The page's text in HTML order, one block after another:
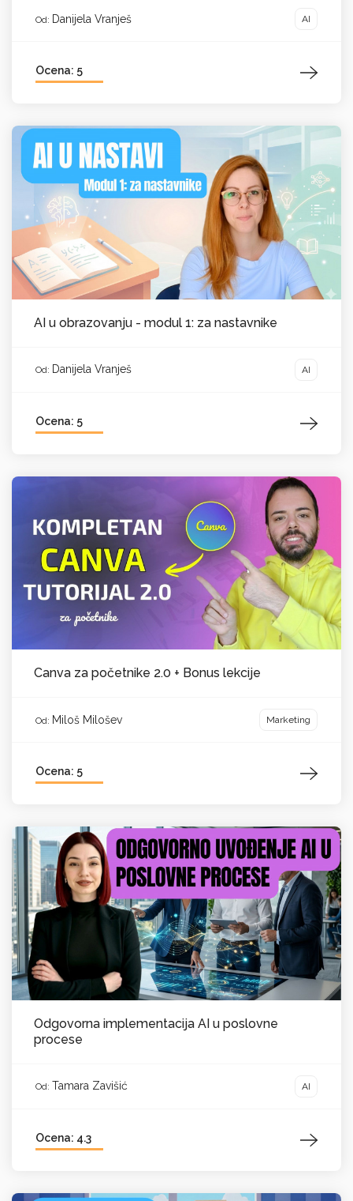
Od: Danijela Vranješ AI
Ocena: 5
AI u obrazovanju - modul 1: za nastavnike
Od: Danijela Vranješ AI
Ocena: 5
Canva za početnike 2.0 + Bonus lekcije
Od: Miloš Milošev Marketing
Ocena: 5
Odgovorna implementacija AI u poslovne
procese
Od: Tamara Zavišić AI
Ocena: 4.3